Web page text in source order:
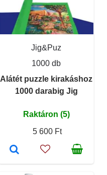
Jig&Puz
1000 db
Alátét puzzle kirakáshoz
1000 darabig Jig
Raktáron (5)
5 600 Ft